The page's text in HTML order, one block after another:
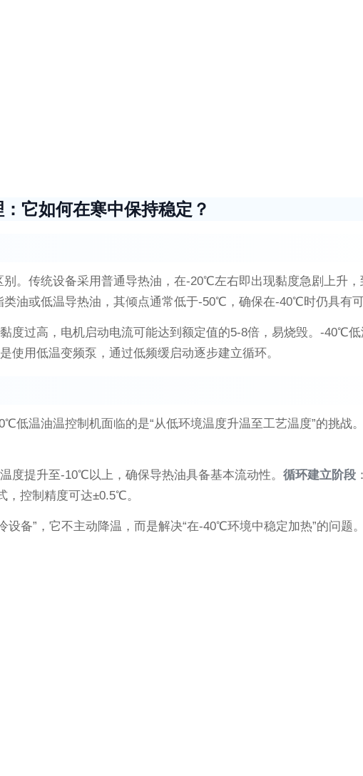
它如何在寒中保持稳定？
。传统设备采用普通导热油，在-20℃左右即出现黏度急剧上升
油或低温导热油，其倾点通常低于-50℃，确保在-40℃时仍具有可
度过高，电机启动电流可能达到额定值的5-8倍，易烧毁。-40℃
使用低温变频泵，通过低频缓启动逐步建立循环。
低温油温控制机面临的是“从低环境温度升温至工艺温度”的挑战
度提升至-10℃以上，确保导热油具备基本流动性。循环建立阶段
，控制精度可达±0.5℃。
备”，它不主动降温，而是解决“在-40℃环境中稳定加热”的问